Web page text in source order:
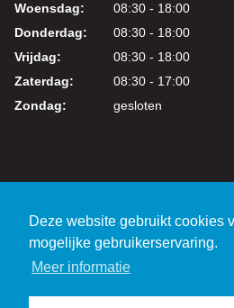
Deze website gebruikt cookies
mogelijke gebruikerservaring.
Meer informatie
Woensdag:
08:30 - 18:00
Donderdag:
08:30 - 18:00
Vrijdag:
08:30 - 18:00
Zaterdag:
08:30 - 17:00
Zondag:
gesloten
IN DEZE WEBSHOP KUNT U
BTW: NL821038461B01